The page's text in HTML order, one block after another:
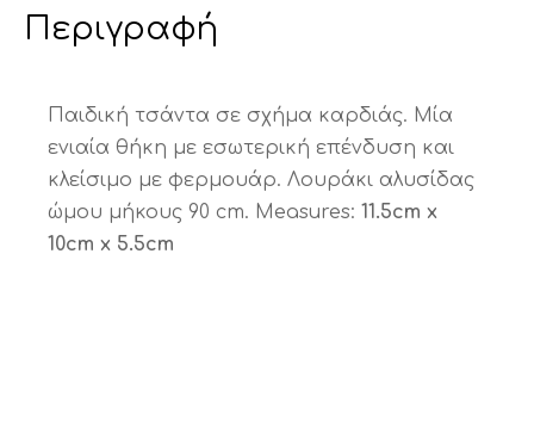
Περιγραφή
Παιδική τσάντα σε σχήμα καρδιάς. Μία
ενιαία θήκη με εσωτερική επένδυση και
κλείσιμο με φερμουάρ. Λουράκι αλυσίδας
ώμου μήκους 90 cm. Measures: 11.5cm x
10cm x 5.5cm